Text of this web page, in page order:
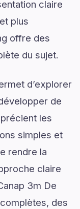
claire
plus
offre des
du sujet.
d’explorer
de
les
simples et
rendre la
claire
3m De
des